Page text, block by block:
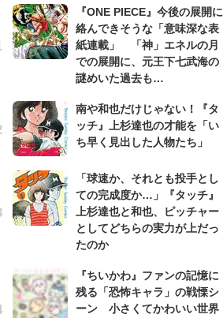
『ONE PIECE』今後の展開に
絡んできそうな「意味深な表
紙連載」 「神」エネルの月
での展開に、元王下七武海の
謎めいた過去も…
南や和也だけじゃない！『タ
ッチ』上杉達也の才能を「い
ち早く見出した人物たち」
「球速か、それとも投手とし
ての完成度か…」『タッチ』
上杉達也と和也、ピッチャー
としてどちらの実力が上だっ
たのか
『ちいかわ』ファンの記憶に
残る「恐怖キャラ」の戦慄シ
ーン 小さくてかわいい世界